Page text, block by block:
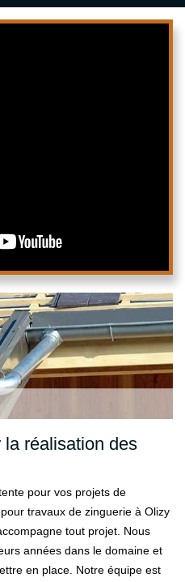
réalisation des
pour vos projets de
travaux de zinguerie à Olizy
tout projet. Nous
années dans le domaine et
en place. Notre équipe est